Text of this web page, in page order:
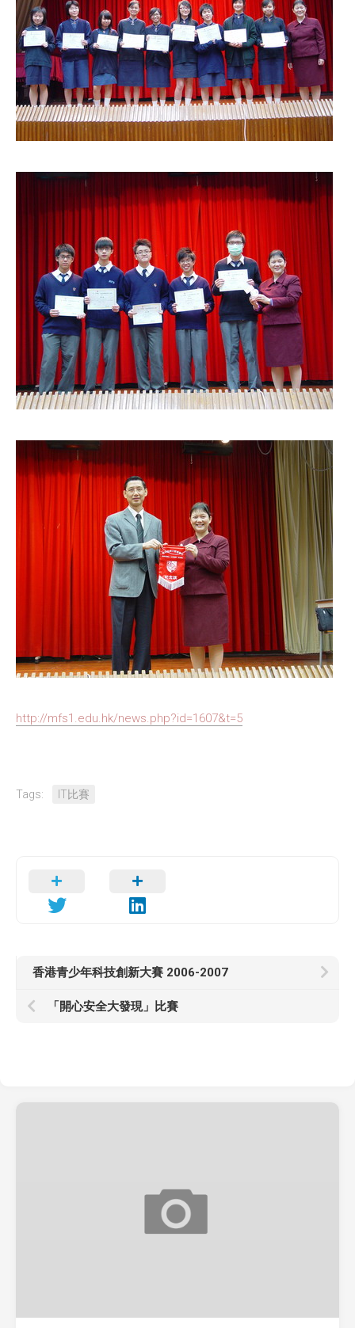
http://mfs1.edu.hk/news.php?id=1607&t=5
Tags: IT比賽
香港青少年科技創新大賽 2006-2007
「開心安全大發現」比賽